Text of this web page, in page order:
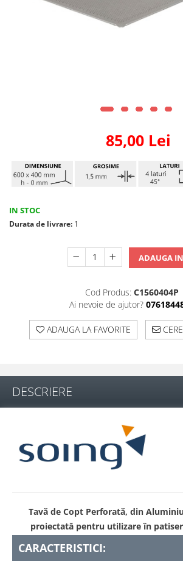
85,00 Lei
IN STOC
Durata de livrare: 1
ADAUGA
Cod Produs: C1560404P
Ai nevoie de ajutor?
ADAUGA LA FAVORITE
DESCRIERE
Tavă de Copt Perforată, din
proiectată pentru utilizare în
CARACTERISTICI: